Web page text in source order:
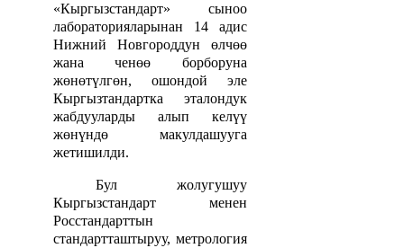
«Кыргызстандарт» сыноо
лабораторияларынан 14 адис
Нижний Новгороддун өлчөө
жана ченөө борборуна
жөнөтүлгөн, ошондой эле
Кыргызтандартка эталондук
жабдууларды алып келүү
жөнүндө макулдашууга
жетишилди.
Бул жолугушуу
Кыргызстандарт менен
Росстандарттын
стандартташтыруу, метрология